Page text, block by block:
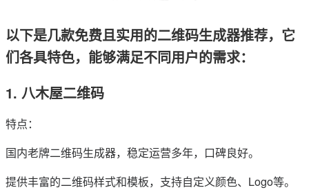
以下是几款免费且实用的二维码生成器推荐，它
们各具特色，能够满足不同用户的需求：
1. 八木屋二维码
特点：
国内老牌二维码生成器，稳定运营多年，口碑良好。
提供丰富的二维码样式和模板，支持自定义颜色、Logo等。